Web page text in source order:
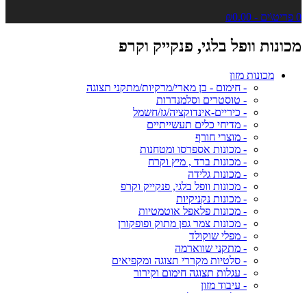
0 פריט\ים - ₪0.00
מכונות וופל בלגי, פנקייק וקרפ
מכונות מזון
- חימום - בן מארי/מרקיות/מתקני תצוגה
- טוסטרים וסלמנדרות
- כיריים-אינדוקציה/גז/חשמל
- מדיחי כלים תעשייתיים
- מוצרי חורף
- מכונות אספרסו ומטחנות
- מכונות ברד , מיץ וקרח
- מכונות גלידה
- מכונות וופל בלגי, פנקייק וקרפ
- מכונות נקניקיות
- מכונות פלאפל אוטמטיות
- מכונות צמר גפן מתוק ופופקורן
- מפלי שוקולד
- מתקני שווארמה
- סלטיות מקררי תצוגה ומקפיאים
- עגלות תצוגה חימום וקירור
- עיבוד מזון